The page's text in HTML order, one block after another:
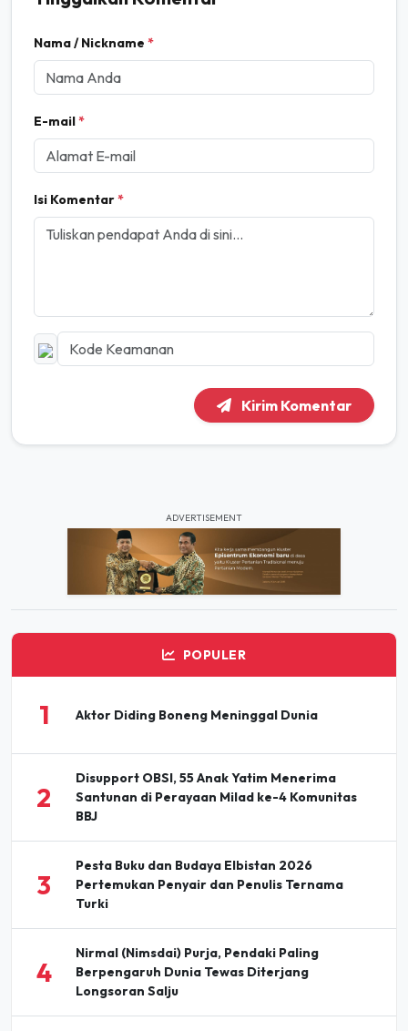
Nama / Nickname *
E-mail*
Isi Komentar*
Kirim Komentar
ADVERTISEMENT
POPULER
1 Aktor Diding Boneng Meninggal Dunia
2
Disupport OBSI, 55 Anak Yatim Menerima
Santunan di Perayaan Milad ke-4 Komunitas
BBJ
3
Pesta Buku dan Budaya Elbistan 2026
Pertemukan Penyair dan Penulis Ternama
Turki
4
Nirmal (Nimsdai) Purja, Pendaki Paling
Berpengaruh Dunia Tewas Diterjang
Longsoran Salju